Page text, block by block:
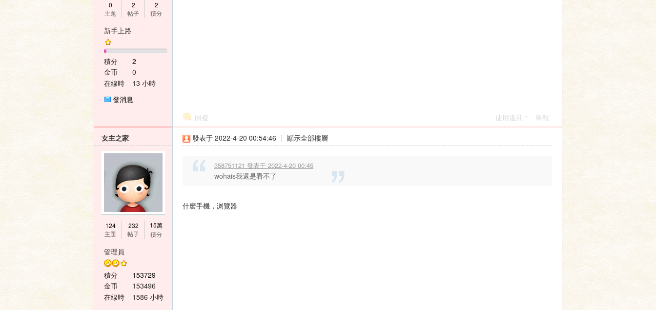
0
主題
2
帖子
2
積分
新手上路
積分
2
金币
0
在線時
13 小時
發消息
回複 使用道具 舉報
女主之家
124
主題
232
帖子
15萬
積分
管理員
積分
153729
金币
153496
在線時
1586 小時
發表于 2022-4-20 00:54:46 | 顯示全部樓層
358751121 發表于 2022-4-20 00:45
wohais我還是看不了
什麽手機，浏覽器